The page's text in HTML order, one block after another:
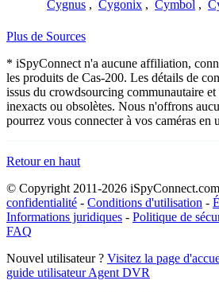
Cygnus , Cygonix , Cymbol ,
Plus de Sources
* iSpyConnect n'a aucune affiliation,
les produits de Cas-200. Les détails de
issus du crowdsourcing communautaire
inexacts ou obsolètes. Nous n'offrons
pourrez vous connecter à vos caméras en
Retour en haut
© Copyright 2011-2026
confidentialité - Conditions d'utilisation -
Informations juridiques - Politique de
FAQ
Nouvel utilisateur ? Visitez la page
guide utilisateur Agent DVR